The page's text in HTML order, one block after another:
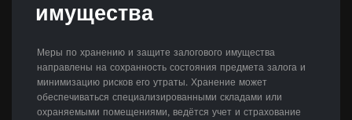
имущества
Меры по хранению и защите залогового имущества
направлены на сохранность состояния предмета залога и
минимизацию рисков его утраты. Хранение может
обеспечиваться специализированными складами или
охраняемыми помещениями, ведётся учет и страхование